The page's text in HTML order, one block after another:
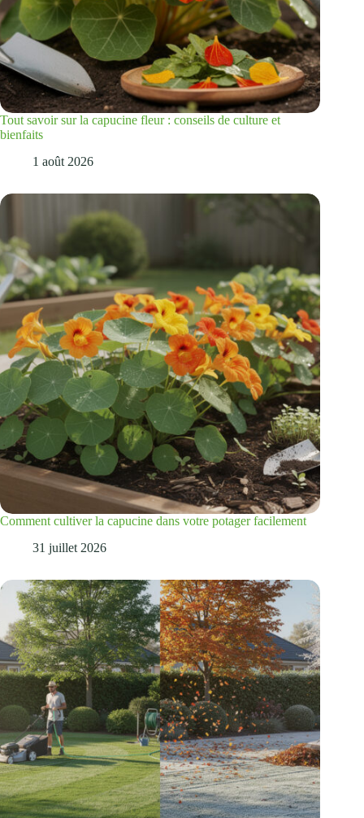
Tout savoir sur la capucine fleur : conseils de culture et
bienfaits
1 août 2026
Comment cultiver la capucine dans votre potager facilement
31 juillet 2026